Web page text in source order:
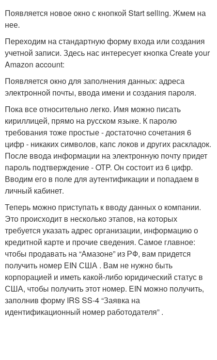
Появляется новое окно с кнопкой Start selling. Жмем на
нее.
Переходим на стандартную форму входа или создания
учетной записи. Здесь нас интересует кнопка Create your
Amazon account:
Появляется окно для заполнения данных: адреса
электронной почты, ввода имени и создания пароля.
Пока все относительно легко. Имя можно писать
кириллицей, прямо на русском языке. К паролю
требования тоже простые - достаточно сочетания 6
цифр - никаких символов, капс локов и других раскладок.
После ввода информации на электронную почту придет
пароль подтверждение - OTP. Он состоит из 6 цифр.
Вводим его в поле для аутентификации и попадаем в
личный кабинет.
Теперь можно приступать к вводу данных о компании.
Это происходит в несколько этапов, на которых
требуется указать адрес организации, информацию о
кредитной карте и прочие сведения. Самое главное:
чтобы продавать на “Амазоне” из РФ, вам придется
получить номер EIN США . Вам не нужно быть
корпорацией и иметь какой-либо юридический статус в
США, чтобы получить этот номер. EIN можно получить,
заполнив форму IRS SS-4 “Заявка на
идентификационный номер работодателя” .